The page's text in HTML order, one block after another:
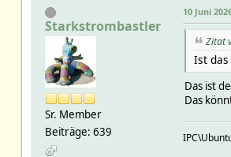
room
Starkstrombastler
Sr. Member
Beiträge: 639
10 Juni
Zitat
Ist
Das ist
Das